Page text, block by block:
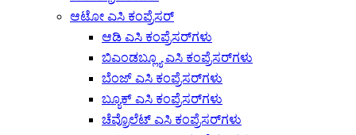
ಆಟೋ ಎಸಿ ಕಂಪ್ರೆಸರ್
ಆಡಿ ಎಸಿ ಕಂಪ್ರೆಸರ್‌ಗಳು
ಬಿಎಂಡಬ್ಲ್ಯೂ ಎಸಿ ಕಂಪ್ರೆಸರ್‌ಗಳು
ಬೆಂಜ್ ಎಸಿ ಕಂಪ್ರೆಸರ್‌ಗಳು
ಬ್ಯೂಕ್ ಎಸಿ ಕಂಪ್ರೆಸರ್‌ಗಳು
ಚೆವ್ರೊಲೆಟ್ ಎಸಿ ಕಂಪ್ರೆಸರ್‌ಗಳು